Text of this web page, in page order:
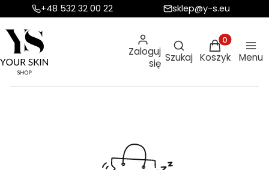
+48 532 32 00 22 sklep@y-s.eu
Zaloguj
się
Otwórz
Szukaj
Produkty w
Koszyk Menu